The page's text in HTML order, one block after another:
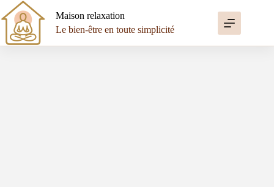
Passer
au
contenu
Maison relaxation
Le bien-être en toute simplicité